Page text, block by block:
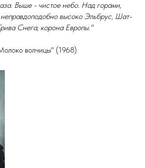
Выше - чистое небо. Над горами,
высоко Эльбрус, Шат-
Снега, корона Европы."
волчицы" (1968)